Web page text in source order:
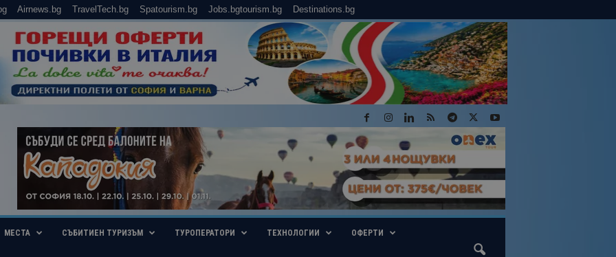
Airnews.bg TravelTech.bg Spatourism.bg Jobs.bgtourism.bg Destinations.bg
МЕСТА СЪБИТИЕН ТУРИЗЪМ ТУРОПЕРАТОРИ ТЕХНОЛОГИИ ОФЕРТИ